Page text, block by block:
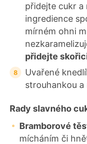
přidejte cukr a
ingredience
mírném ohni
přidejte
Uvařené
strouhankou
Rady slavného
Bramborové
mícháním či